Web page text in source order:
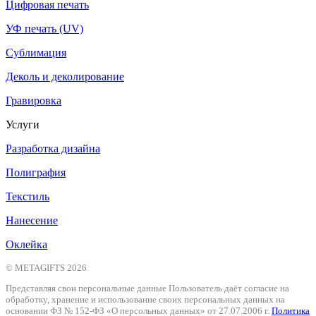
Цифровая печать
УФ печать (UV)
Сублимация
Деколь и деколирование
Гравировка
Услуги
Разработка дизайна
Полиграфия
Текстиль
Нанесение
Оклейка
© METAGIFTS 2026
Представляя свои персональные данные Пользователь даёт согласие на
обработку, хранение и использование своих персональных данных на
основании ФЗ № 152-ФЗ «О персольных данных» от 27.07.2006 г. Политика